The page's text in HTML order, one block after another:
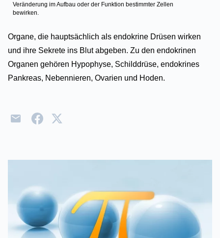
Veränderung im Aufbau oder der Funktion bestimmter Zellen
bewirken.
Organe, die hauptsächlich als endokrine Drüsen wirken
und ihre Sekrete ins Blut abgeben. Zu den endokrinen
Organen gehören Hypophyse, Schilddrüse, endokrines
Pankreas, Nebennieren, Ovarien und Hoden.